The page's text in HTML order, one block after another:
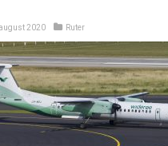
2020 Ruter